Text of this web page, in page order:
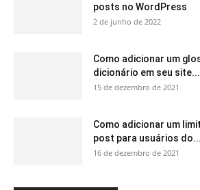
posts no WordPress
2 de junho de 2022
Como adicionar um
dicionário em seu site...
15 de dezembro de 2021
Como adicionar um
post para usuários do...
16 de dezembro de 2021